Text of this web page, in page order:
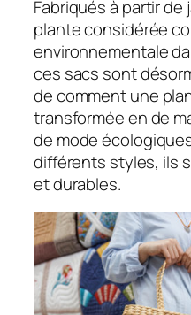
Fabriqués à partir de
plante considérée
environnementale
ces sacs sont
de comment une
transformée en de
de mode
différents styles, ils
et durables.